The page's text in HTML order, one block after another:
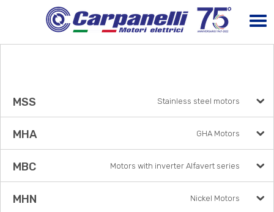
MSS Stainless steel motors
MHA GHA Motors
MBC Motors with inverter Alfavert series
MHN Nickel Motors